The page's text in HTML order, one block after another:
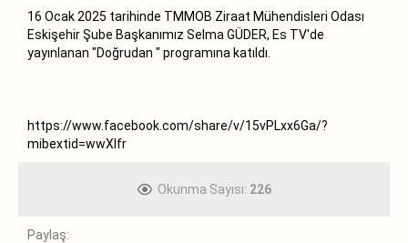
16 Ocak 2025 tarihinde TMMOB Ziraat Mühendisleri Odası
Eskişehir Şube Başkanımız Selma GÜDER, Es TV'de
yayınlanan "Doğrudan " programına katıldı.
https://www.facebook.com/share/v/15vPLxx6Ga/?
mibextid=wwXIfr
Okunma Sayısı: 226
Paylaş: